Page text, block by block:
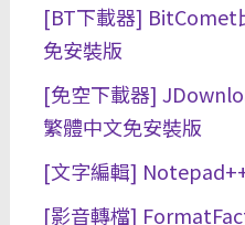
[BT下載器] BitComet
免安裝版
[免空下載器]
繁體中文免安裝版
[文字編輯]
[影音轉檔]